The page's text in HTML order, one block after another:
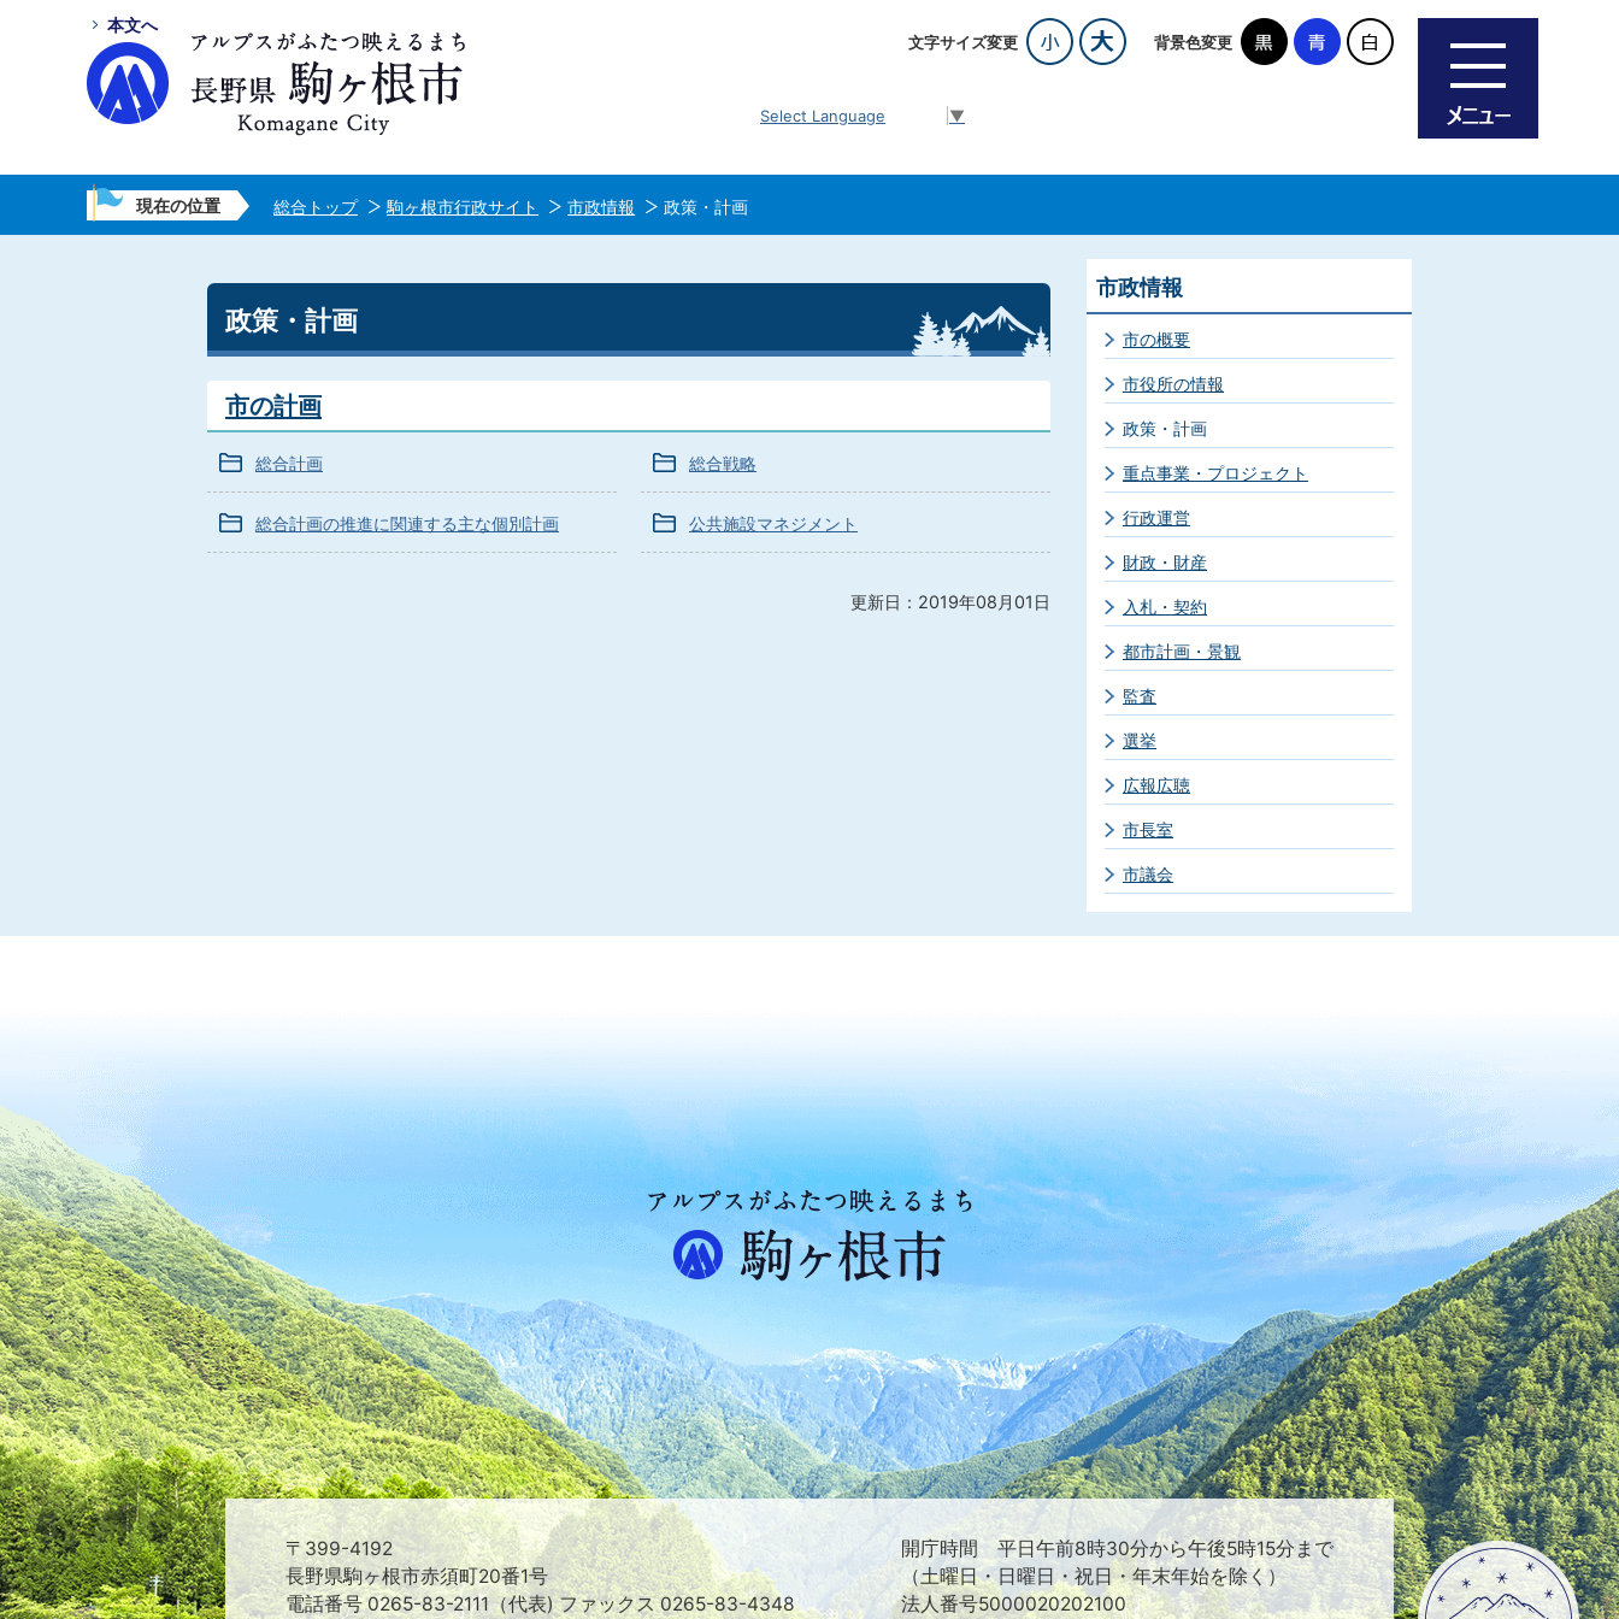
本文へ
文字サイズ変更 背景色変更
Select Language ▼
現在の位置 総合トップ 駒ヶ根市行政サイト 市政情報 政策・計画
政策・計画
市の計画
総合計画 総合戦略
総合計画の推進に関連する主な個別計画 公共施設マネジメント
更新日：2019年08月01日
市政情報
市の概要
市役所の情報
政策・計画
重点事業・プロジェクト
行政運営
財政・財産
入札・契約
都市計画・景観
監査
選挙
広報広聴
市長室
市議会
ア
ル
た
つ
映
え
る
ま
ち
駒
ヶ
根
市
〒399-4192
長野県駒ヶ根市赤須町20番1号
電話番号 0265-83-2111（代表) ファックス 0265-83-4348
開庁時間 平日午前8時30分から午後5時15分まで
（土曜日・日曜日・祝日・年末年始を除く）
法人番号5000020202100